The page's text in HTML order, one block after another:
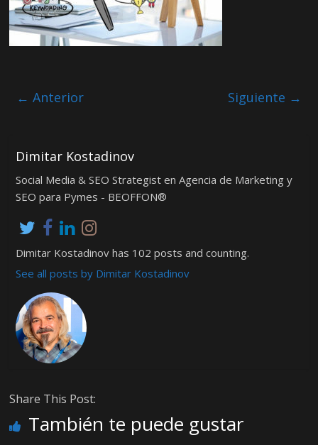
← Anterior Siguiente →
Dimitar Kostadinov
Social Media & SEO Strategist en Agencia de Marketing y
SEO para Pymes - BEOFFON®
Dimitar Kostadinov has 102 posts and counting.
See all posts by Dimitar Kostadinov
Share This Post:
También te puede gustar